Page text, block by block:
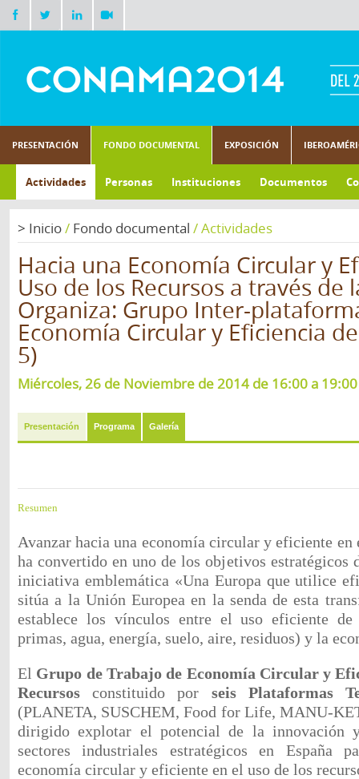
PRESENTACIÓN FONDO DOCUMENTAL EXPOSICIÓN
Actividades Personas Instituciones Documentos
> Inicio/ Fondo documental /Actividades
Hacia una Economía Circular y
Uso de los Recursos a través de
Organiza: Grupo Inter-
Economía Circular y Eficiencia
5)
Miércoles, 26 de Noviembre de 2014 de 16:00 a 19:00
Presentación Programa Galería
Resumen
Avanzar hacia una economía circular y eficiente en
ha convertido en uno de los objetivos estratégicos
iniciativa emblemática «Una Europa que utilice
sitúa a la Unión Europea en la senda de esta
establece los vínculos entre el uso eficiente de
primas, agua, energía, suelo, aire, residuos) y la
El Grupo de Trabajo de Economía Circular y
Recursosconstituido por seis Plataformas
(PLANETA, SUSCHEM, Food for Life, MANU-
dirigido explotar el potencial de la innovación
sectores industriales estratégicos en España
economía circular y eficiente en el uso de los